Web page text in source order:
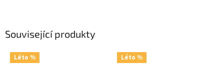
Související produkty
Léto % Léto %